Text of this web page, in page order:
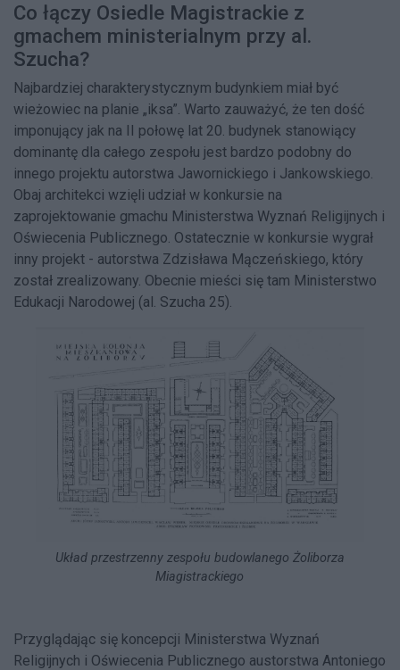
Co łączy Osiedle Magistrackie z
gmachem ministerialnym przy al.
Szucha?
Najbardziej charakterystycznym budynkiem miał być
wieżowiec na planie „iksa”. Warto zauważyć, że ten dość
imponujący jak na II połowę lat 20. budynek stanowiący
dominantę dla całego zespołu jest bardzo podobny do
innego projektu autorstwa Jawornickiego i Jankowskiego.
Obaj architekci wzięli udział w konkursie na
zaprojektowanie gmachu Ministerstwa Wyznań Religijnych i
Oświecenia Publicznego. Ostatecznie w konkursie wygrał
inny projekt - autorstwa Zdzisława Mączeńskiego, który
został zrealizowany. Obecnie mieści się tam Ministerstwo
Edukacji Narodowej (al. Szucha 25).
Układ przestrzenny zespołu budowlanego Żoliborza
Miagistrackiego
Przyglądając się koncepcji Ministerstwa Wyznań
Religijnych i Oświecenia Publicznego austorstwa Antoniego